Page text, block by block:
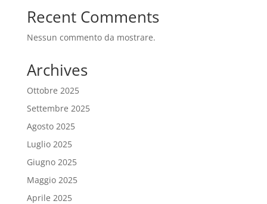
Recent Comments
Nessun commento da mostrare.
Archives
Ottobre 2025
Settembre 2025
Agosto 2025
Luglio 2025
Giugno 2025
Maggio 2025
Aprile 2025